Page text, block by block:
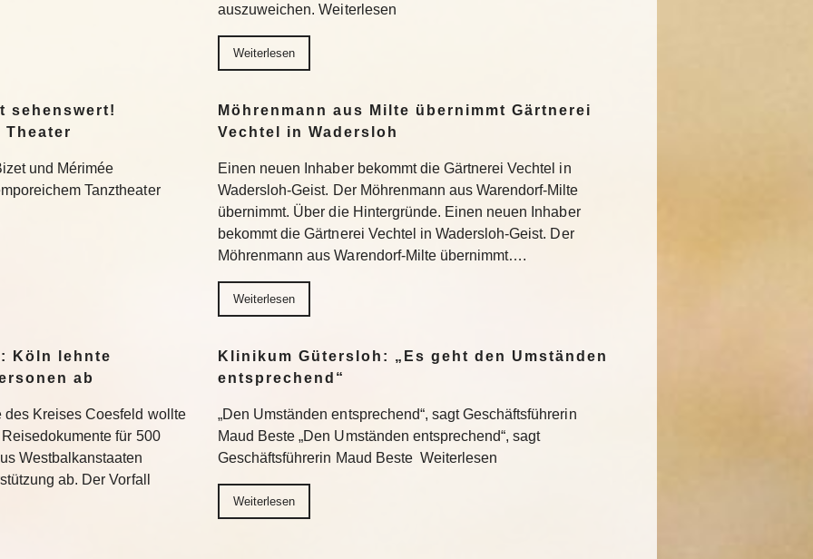
auszuweichen. Weiterlesen
Weiterlesen
sehenswert!
Theater
und Mérimée
Tanztheater
Möhrenmann aus Milte übernimmt Gärtnerei
Vechtel in Wadersloh
Einen neuen Inhaber bekommt die Gärtnerei Vechtel in
Wadersloh-Geist. Der Möhrenmann aus Warendorf-Milte
übernimmt. Über die Hintergründe. Einen neuen Inhaber
bekommt die Gärtnerei Vechtel in Wadersloh-Geist. Der
Möhrenmann aus Warendorf-Milte übernimmt….
Weiterlesen
Köln lehnte
ab
des Kreises Coesfeld wollte
für 500
Westbalkanstaaten
ab. Der Vorfall
Klinikum Gütersloh: „Es geht den Umständen
entsprechend“
„Den Umständen entsprechend“, sagt Geschäftsführerin
Maud Beste „Den Umständen entsprechend“, sagt
Geschäftsführerin Maud Beste Weiterlesen
Weiterlesen